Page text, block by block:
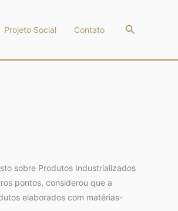
Projeto Social Contato Pesquisar
sobre Produtos Industrializados
pontos, considerou que a
elaborados com matérias-